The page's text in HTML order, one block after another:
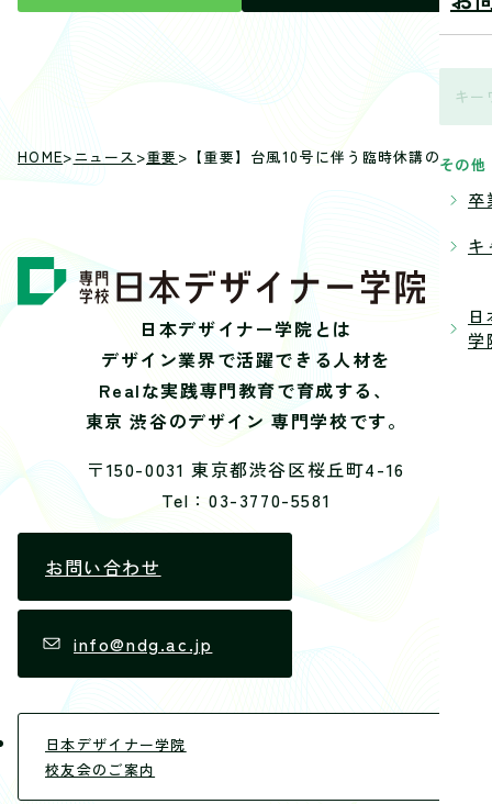
その他
卒
キ
学
HOME>ニュース >重要 > 【重要】台風10号に伴う臨時休講のお知ら
日本デザイナー学院とは
デザイン業界で活躍できる人材を
Realな実践専門教育で育成する、
東京 渋谷のデザイン 専門学校です。
〒150-0031 東京都渋谷区桜丘町4-16
Tel：03-3770-5581
お問い合わせ
info@ndg.ac.jp
日本デザイナー学院
校友会のご案内